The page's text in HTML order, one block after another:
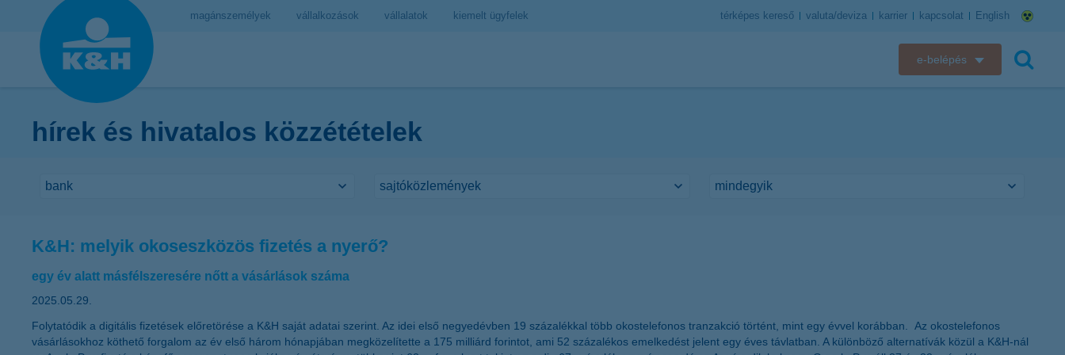
magánszemélyek vállalkozások vállalatok kiemelt ügyfelek térképes kereső valuta/deviza karrier kapcsolat English
e-belépés
K&H e-kártyafelület
hírek és hivatalos közzétételek
K&H: melyik okoseszközös fizetés a nyerő?
egy év alatt másfélszeresére nőtt a vásárlások száma
2025.05.29.
Folytatódik a digitális fizetések előretörése a K&H saját adatai szerint. Az idei első negyedévben 19 százalékkal több okostelefonos tranzakció történt, mint egy évvel korábban. Az okostelefonos
vásárlásokhoz köthető forgalom az év első három hónapjában megközelítette a 175 milliárd forintot, ami 52 százalékos emelkedést jelent egy éves távlatban. A különböző alternatívák közül a K&H-nál